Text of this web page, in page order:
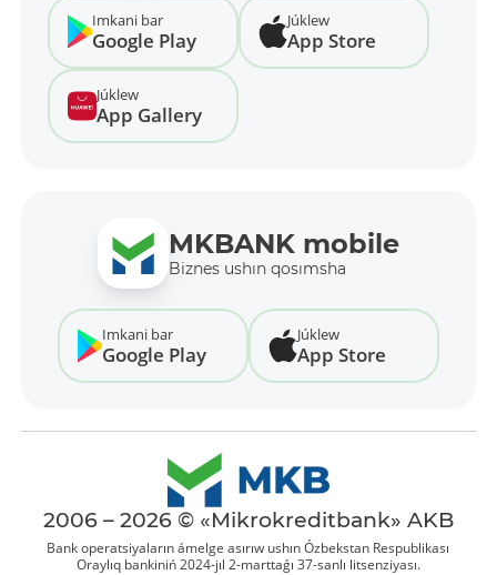
Imkani bar
Google Play
Júklew
App Store
Júklew
App Gallery
MKBANK mobile
Biznes ushın qosımsha
Imkani bar
Google Play
Júklew
App Store
2006 – 2026 © «Mikrokreditbank» AKB
Bank operatsiyaların ámelge asırıw ushın Ózbekstan Respublikası
Oraylıq bankiniń 2024-jıl 2-marttaǵı 37-sanlı litsenziyası.